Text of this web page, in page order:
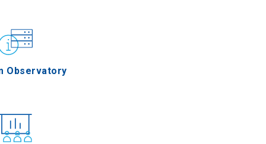
Observatory